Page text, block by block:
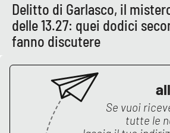
Eventi
Delitto di Garlasco, il
delle 13.27: quei dodici
fanno discutere
Se vuoi
tutte le